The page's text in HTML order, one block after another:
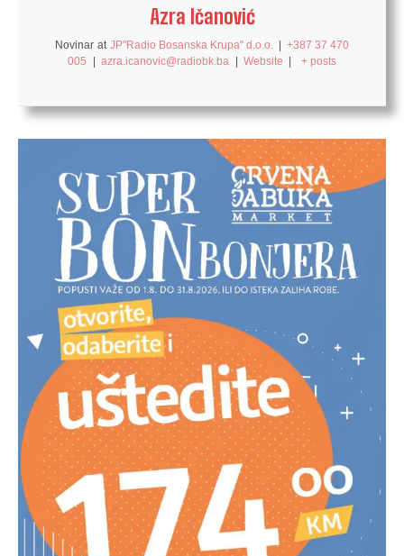
Azra Ičanović
Novinar at JP"Radio Bosanska Krupa" d.o.o. | +387 37 470
005
| azra.icanovic@radiobk.ba | Website | + posts